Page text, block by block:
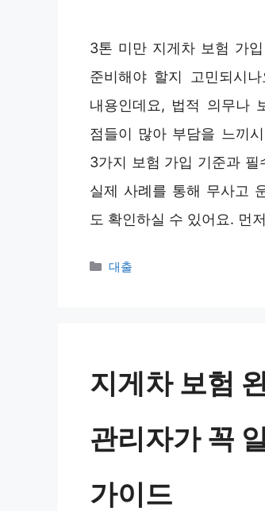
3톤 미만 지게차 보험 가
준비해야 할지 고민되시
내용인데요, 법적 의무나
점들이 많아 부담을 느끼
3가지 보험 가입 기준과
실제 사례를 통해 무사고
도 확인하실 수 있어요. 먼
카
대출
지게차 보험
관리자가 꼭
가이드